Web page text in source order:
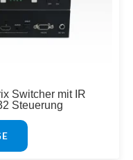
Switcher mit IR
Steuerung